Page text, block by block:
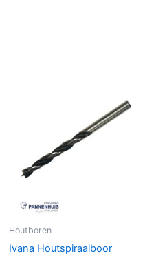
Houtboren
Ivana Houtspiraalboor